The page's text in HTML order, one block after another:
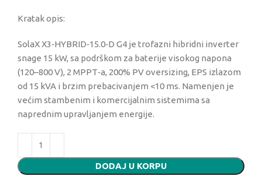
Kratak opis:
SolaX X3‑HYBRID‑15.0‑D G4 je trofazni hibridni inverter
snage 15 kW, sa podrškom za baterije visokog napona
(120–800 V), 2 MPPT‑a, 200% PV oversizing, EPS izlazom
od 15 kVA i brzim prebacivanjem <10 ms. Namenjen je
većim stambenim i komercijalnim sistemima sa
naprednim upravljanjem energije.
DODAJ U KORPU